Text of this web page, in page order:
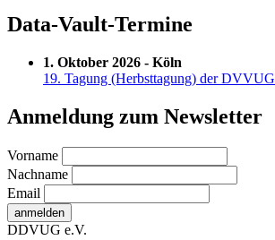
Data-Vault-Termine
1. Oktober 2026 - Köln
19. Tagung (Herbsttagung) der DVVUG
Anmeldung zum Newsletter
Vorname
Nachname
Email
DDVUG e.V.